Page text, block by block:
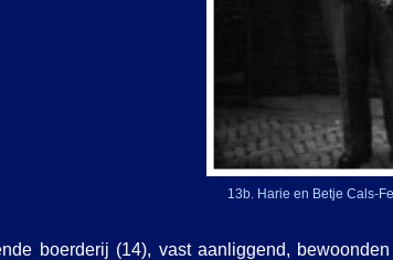
13b. Harie en Betje Cals-
boerderij (14), vast aanliggend,